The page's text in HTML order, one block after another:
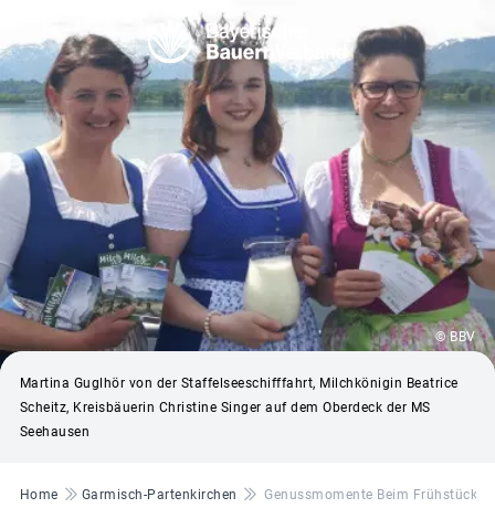
© BBV
Martina Guglhör von der Staffelseeschifffahrt, Milchkönigin Beatrice
Scheitz, Kreisbäuerin Christine Singer auf dem Oberdeck der MS
Seehausen
Pfadnavigation
Home Garmisch-Partenkirchen Genussmomente Beim Frühstück